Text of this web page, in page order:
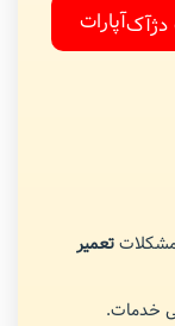
آپارات
مشکلاتتعمیر
خدمات.